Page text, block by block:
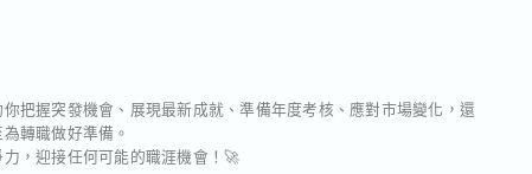
把握突發機會、展現最新成就、準備年度考核、應對市場變化，還
轉職做好準備。
，迎接任何可能的職涯機會！🚀